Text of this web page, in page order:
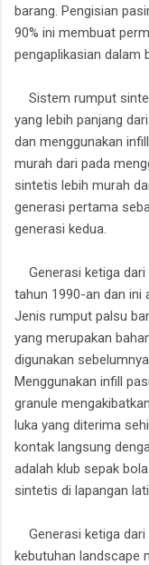
barang. Pengisian
90% ini membuat
pengaplikasian dalam
Sistem rumput
yang lebih panjang
dan menggunakan
murah dari pada
sintetis lebih murah
generasi pertama
generasi kedua.
Generasi ketiga dari
tahun 1990-an dan ini
Jenis rumput palsu
yang merupakan
digunakan
Menggunakan infill
granule
luka yang diterima
kontak langsung
adalah klub sepak
sintetis di lapangan
Generasi ketiga dari
kebutuhan landscape